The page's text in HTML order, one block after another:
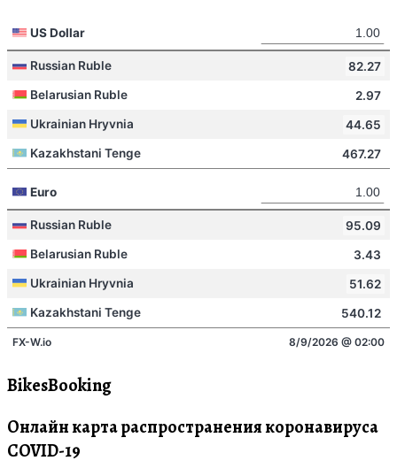
BikesBooking
Онлайн карта распространения коронавируса
COVID-19